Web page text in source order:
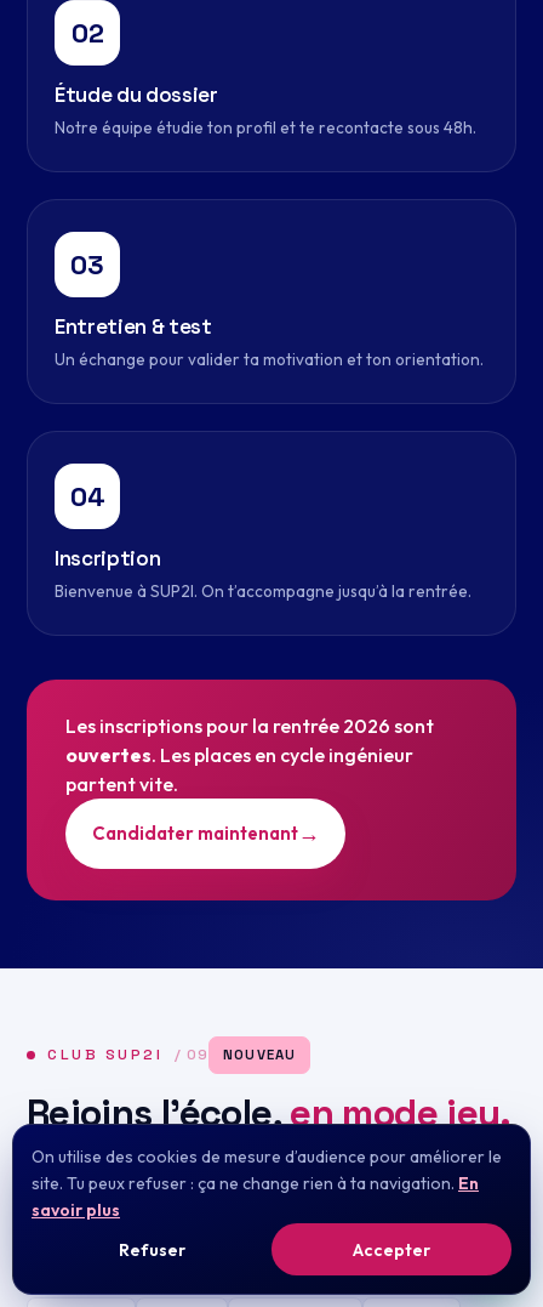
02
Étude du dossier
Notre équipe étudie ton profil et te recontacte sous 48h.
03
Entretien & test
Un échange pour valider ta motivation et ton orientation.
04
Inscription
Bienvenue à SUP2I. On t’accompagne jusqu’à la rentrée.
Les inscriptions pour la rentrée 2026 sont
ouvertes. Les places en cycle ingénieur
partent vite.
Candidater maintenant→
CLUB SUP2I / 09 NOUVEAU
Rejoinsl’école,en mode jeu.
Crée ton compte gratuit, gagne des points à chaque
mission, débloque des badges, grimpe le classement et
remporte des goodies et le grand prix. Faire partie de
SUP2I commence ici.
On utilise des cookies de mesure d’audience pour améliorer le
site. Tu peux refuser : ça ne change rien à ta navigation. En
savoir plus
Refuser
Accepter